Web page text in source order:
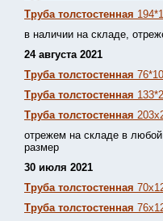
Труба толстостенная
в наличии на складе,
24 августа 2021
Труба толстостенная 76*10
Труба толстостенная
Труба толстостенная
отрежем на складе в
размер
30 июля 2021
Труба толстостенная
Труба толстостенная